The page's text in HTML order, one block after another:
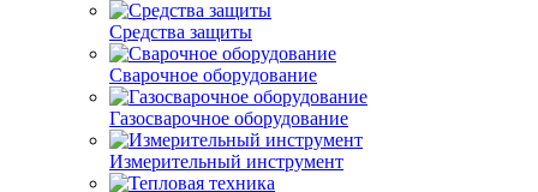
Средства защиты
Сварочное оборудование
Газосварочное оборудование
Измерительный инструмент